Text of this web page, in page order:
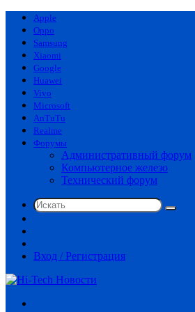
Apple
Oppo
Samsung
Xiaomi
Google
Huawei
Vivo
Microsoft
AnTuTu
Realme
Форумы
Административный форум
Компьютерное железо
Технический форум
Искать
статья
Вход / Регистрация